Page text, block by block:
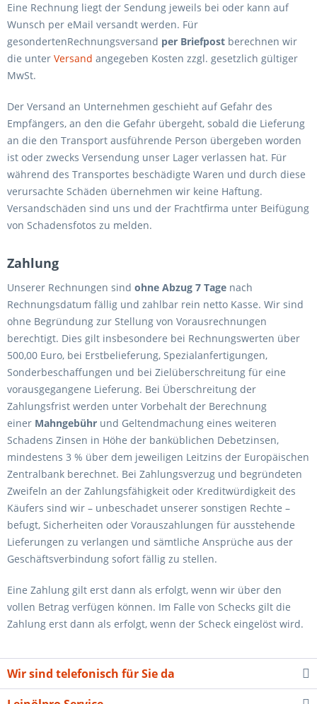
Eine Rechnung liegt der Sendung jeweils bei oder kann auf
Wunsch per eMail versandt werden. Für
gesondertenRechnungsversand per Briefpost berechnen wir
die unter Versand angegeben Kosten zzgl. gesetzlich gültiger
MwSt.
Der Versand an Unternehmen geschieht auf Gefahr des
Empfängers, an den die Gefahr übergeht, sobald die Lieferung
an die den Transport ausführende Person übergeben worden
ist oder zwecks Versendung unser Lager verlassen hat. Für
während des Transportes beschädigte Waren und durch diese
verursachte Schäden übernehmen wir keine Haftung.
Versandschäden sind uns und der Frachtfirma unter Beifügung
von Schadensfotos zu melden.
Zahlung
Unserer Rechnungen sind ohne Abzug 7 Tage nach
Rechnungsdatum fällig und zahlbar rein netto Kasse. Wir sind
ohne Begründung zur Stellung von Vorausrechnungen
berechtigt. Dies gilt insbesondere bei Rechnungswerten über
500,00 Euro, bei Erstbelieferung, Spezialanfertigungen,
Sonderbeschaffungen und bei Zielüberschreitung für eine
vorausgegangene Lieferung. Bei Überschreitung der
Zahlungsfrist werden unter Vorbehalt der Berechnung
einer Mahngebühr und Geltendmachung eines weiteren
Schadens Zinsen in Höhe der banküblichen Debetzinsen,
mindestens 3 % über dem jeweiligen Leitzins der Europäischen
Zentralbank berechnet. Bei Zahlungsverzug und begründeten
Zweifeln an der Zahlungsfähigkeit oder Kreditwürdigkeit des
Käufers sind wir – unbeschadet unserer sonstigen Rechte –
befugt, Sicherheiten oder Vorauszahlungen für ausstehende
Lieferungen zu verlangen und sämtliche Ansprüche aus der
Geschäftsverbindung sofort fällig zu stellen.
Eine Zahlung gilt erst dann als erfolgt, wenn wir über den
vollen Betrag verfügen können. Im Falle von Schecks gilt die
Zahlung erst dann als erfolgt, wenn der Scheck eingelöst wird.
Wir sind telefonisch für Sie da